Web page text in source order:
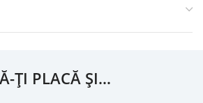
ȚI PLACĂ ȘI…